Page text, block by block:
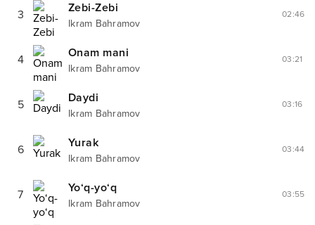
3 Zebi-Zebi
Ikram Bahramov
02:46
4 Onam mani
Ikram Bahramov
03:21
5 Daydi
Ikram Bahramov
03:16
6 Yurak
Ikram Bahramov
03:44
7 Yo‘q-yo‘q
Ikram Bahramov
03:55